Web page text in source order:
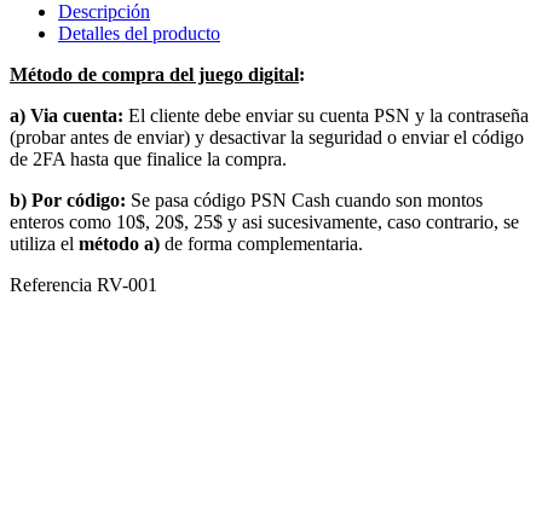
Descripción
Detalles del producto
Método de compra del juego digital:
a) Via cuenta: El cliente debe enviar su cuenta PSN y la contraseña
(probar antes de enviar) y desactivar la seguridad o enviar el código
de 2FA hasta que finalice la compra.
b) Por código: Se pasa código PSN Cash cuando son montos
enteros como 10$, 20$, 25$ y asi sucesivamente, caso contrario, se
utiliza el método a) de forma complementaria.
Referencia RV-001